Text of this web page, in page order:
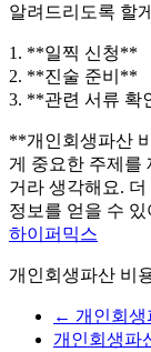
알려드리도록 할
1. **일찍 신청**
2. **진술 준비**
3. **관련 서류 확
**개인회생파산
게 중요한 주제를
거라 생각해요.
정보를 얻을 수
하이퍼믹스
개인회생파산 비
← 개인회생
개인회생파